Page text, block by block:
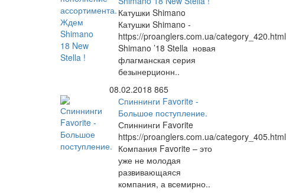
Катушки Shimano
Катушки Shimano -
https://proanglers.com.ua/category_420.html
Shimano ’18 Stella новая
флагманская серия
безынерционн..
08.02.2018 865
Спиннинги Favorite -
Большое поступление.
Спиннинги Favorite
https://proanglers.com.ua/category_405.html
Компания Favorite – это
уже не молодая
развивающаяся
компания, а всемирно..